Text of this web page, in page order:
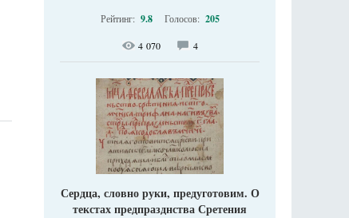
Рейтинг: 9.8 Голосов: 205
4 070 4
Сердца, словно руки, предуготовим. О
текстах предпразднства Сретения